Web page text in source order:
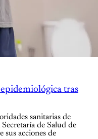
tras
sanitarias de
de Salud de
acciones de